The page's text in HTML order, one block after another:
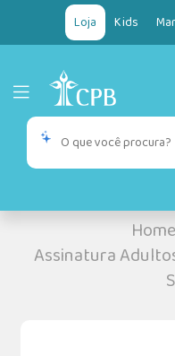
Loja Kids
Home
Assinatura